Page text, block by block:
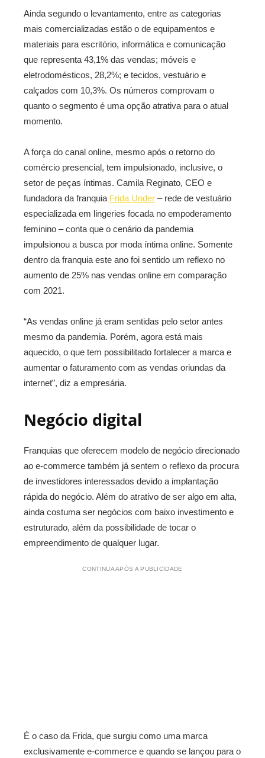
Ainda segundo o levantamento, entre as categorias
mais comercializadas estão o de equipamentos e
materiais para escritório, informática e comunicação
que representa 43,1% das vendas; móveis e
eletrodomésticos, 28,2%; e tecidos, vestuário e
calçados com 10,3%. Os números comprovam o
quanto o segmento é uma opção atrativa para o atual
momento.
A força do canal online, mesmo após o retorno do
comércio presencial, tem impulsionado, inclusive, o
setor de peças íntimas. Camila Reginato, CEO e
fundadora da franquia Frida Under – rede de vestuário
especializada em lingeries focada no empoderamento
feminino – conta que o cenário da pandemia
impulsionou a busca por moda íntima online. Somente
dentro da franquia este ano foi sentido um reflexo no
aumento de 25% nas vendas online em comparação
com 2021.
“As vendas online já eram sentidas pelo setor antes
mesmo da pandemia. Porém, agora está mais
aquecido, o que tem possibilitado fortalecer a marca e
aumentar o faturamento com as vendas oriundas da
internet”, diz a empresária.
Negócio digital
Franquias que oferecem modelo de negócio direcionado
ao e-commerce também já sentem o reflexo da procura
de investidores interessados devido a implantação
rápida do negócio. Além do atrativo de ser algo em alta,
ainda costuma ser negócios com baixo investimento e
estruturado, além da possibilidade de tocar o
empreendimento de qualquer lugar.
CONTINUA APÓS A PUBLICIDADE
É o caso da Frida, que surgiu como uma marca
exclusivamente e-commerce e quando se lançou para o